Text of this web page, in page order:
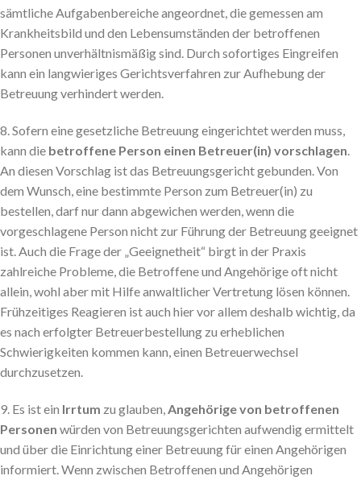
sämtliche Aufgabenbereiche angeordnet, die gemessen am
Krankheitsbild und den Lebensumständen der betroffenen
Personen unverhältnismäßig sind. Durch sofortiges Eingreifen
kann ein langwieriges Gerichtsverfahren zur Aufhebung der
Betreuung verhindert werden.
8. Sofern eine gesetzliche Betreuung eingerichtet werden muss,
kann die betroffene Person einen Betreuer(in) vorschlagen.
An diesen Vorschlag ist das Betreuungsgericht gebunden. Von
dem Wunsch, eine bestimmte Person zum Betreuer(in) zu
bestellen, darf nur dann abgewichen werden, wenn die
vorgeschlagene Person nicht zur Führung der Betreuung geeignet
ist. Auch die Frage der „Geeignetheit“ birgt in der Praxis
zahlreiche Probleme, die Betroffene und Angehörige oft nicht
allein, wohl aber mit Hilfe anwaltlicher Vertretung lösen können.
Frühzeitiges Reagieren ist auch hier vor allem deshalb wichtig, da
es nach erfolgter Betreuerbestellung zu erheblichen
Schwierigkeiten kommen kann, einen Betreuerwechsel
durchzusetzen.
9. Es ist ein Irrtum zu glauben,Angehörige von betroffenen
Personen würden von Betreuungsgerichten aufwendig ermittelt
und über die Einrichtung einer Betreuung für einen Angehörigen
informiert. Wenn zwischen Betroffenen und Angehörigen